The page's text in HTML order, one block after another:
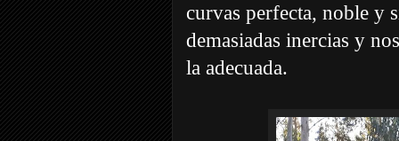
curvas perfecta, noble y
demasiadas inercias y
la adecuada.